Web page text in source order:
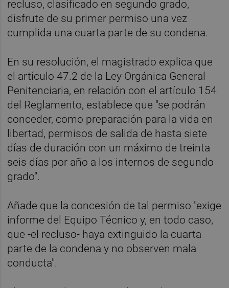
recluso, clasificado en segundo grado,
disfrute de su primer permiso una vez
cumplida una cuarta parte de su condena.
En su resolución, el magistrado explica que
el artículo 47.2 de la Ley Orgánica General
Penitenciaria, en relación con el artículo 154
del Reglamento, establece que "se podrán
conceder, como preparación para la vida en
libertad, permisos de salida de hasta siete
días de duración con un máximo de treinta
seis días por año a los internos de segundo
grado".
Añade que la concesión de tal permiso "exige
informe del Equipo Técnico y, en todo caso,
que -el recluso- haya extinguido la cuarta
parte de la condena y no observen mala
conducta".